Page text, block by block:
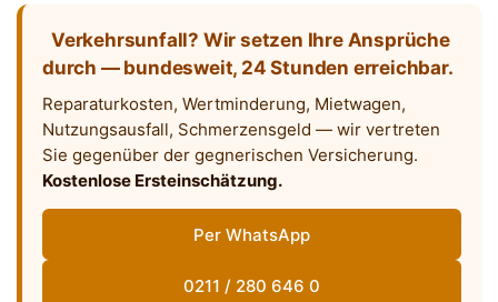
Verkehrsunfall? Wir setzen Ihre Ansprüche
durch — bundesweit, 24 Stunden erreichbar.
Reparaturkosten, Wertminderung, Mietwagen,
Nutzungsausfall, Schmerzensgeld — wir vertreten
Sie gegenüber der gegnerischen Versicherung.
Kostenlose Ersteinschätzung.
Per WhatsApp
0211 / 280 646 0